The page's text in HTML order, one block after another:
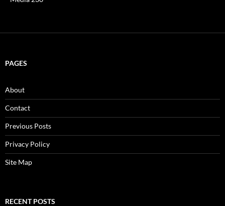
PAGES
About
Contact
Previous Posts
Privacy Policy
Site Map
RECENT POSTS